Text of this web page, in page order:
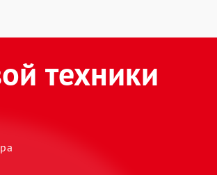
техники